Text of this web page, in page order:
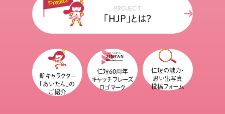
PROJECT
「HJP」とは？
新キャラクター
「あいたん」の
ご紹介
仁短60周年
キャッチフレーズ
ロゴマーク
仁短の魅力・
思い出写真
投稿フォーム